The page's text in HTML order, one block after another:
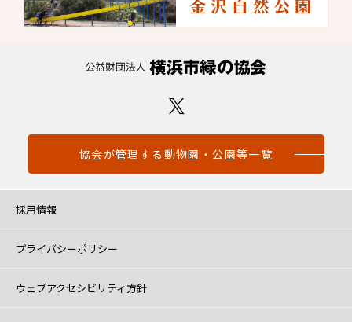
協会が管理する動物園・公園等一覧
採用情報
プライバシーポリシー
ウェブアクセシビリティ方針